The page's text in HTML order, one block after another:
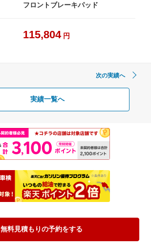
フロントブレーキパッド
115,804 円
次の実績へ
実績一覧へ
無料見積もりの予約をする